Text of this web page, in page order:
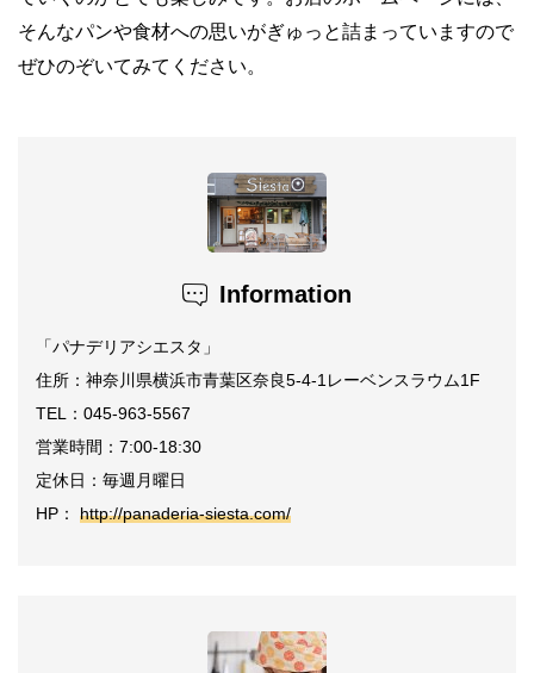
そんなパンや食材への思いがぎゅっと詰まっていますので
ぜひのぞいてみてください。
Information
「パナデリアシエスタ」
住所：神奈川県横浜市青葉区奈良5-4-1レーベンスラウム1F
TEL：045-963-5567
営業時間：7:00-18:30
定休日：毎週月曜日
HP： http://panaderia-siesta.com/